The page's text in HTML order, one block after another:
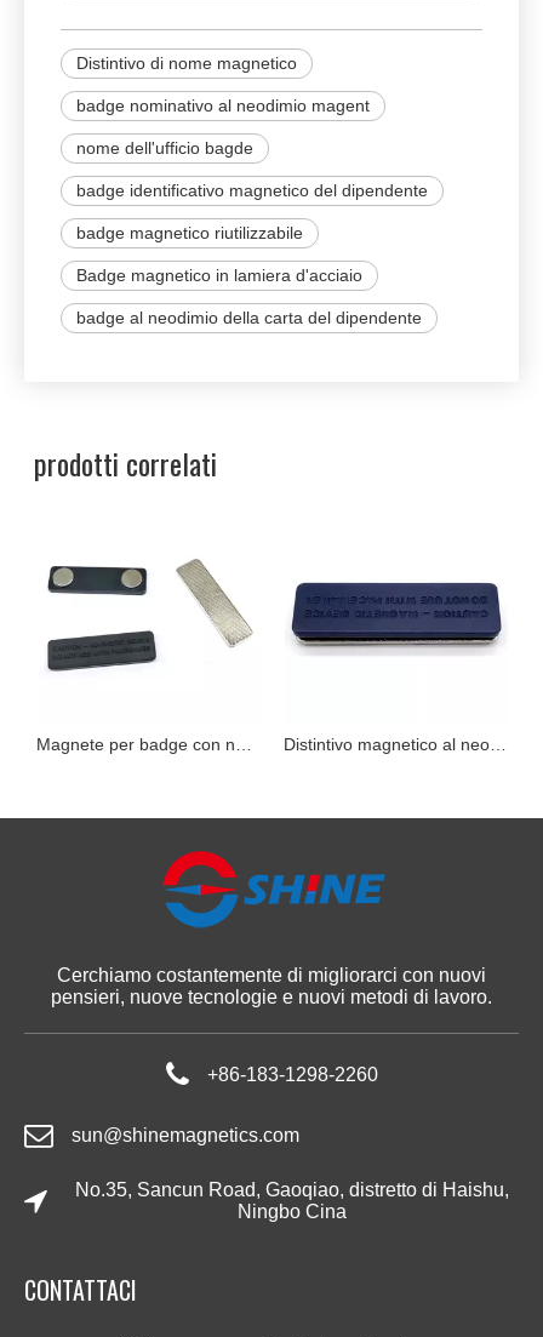
Distintivo di nome magnetico
badge nominativo al neodimio magent
nome dell'ufficio bagde
badge identificativo magnetico del dipendente
badge magnetico riutilizzabile
Badge magnetico in lamiera d'acciaio
badge al neodimio della carta del dipendente
prodotti correlati
Magnete per badge con nome in neodimio in lamiera d'acciaio con supporto adesivo rettangolare Distintivo magnetico al neodimio in plastica ABS rettangolare riutilizzabile per targhetta
Cerchiamo costantemente di migliorarci con nuovi
pensieri, nuove tecnologie e nuovi metodi di lavoro.
+86-183-1298-2260
sun@shinemagnetics.com
No.35, Sancun Road, Gaoqiao, distretto di Haishu,
Ningbo Cina
CONTATTACI​​​​​​​